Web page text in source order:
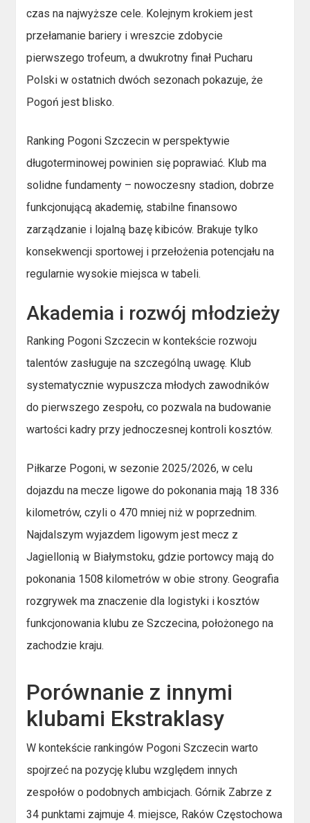
czas na najwyższe cele. Kolejnym krokiem jest
przełamanie bariery i wreszcie zdobycie
pierwszego trofeum, a dwukrotny finał Pucharu
Polski w ostatnich dwóch sezonach pokazuje, że
Pogoń jest blisko.
Ranking Pogoni Szczecin w perspektywie
długoterminowej powinien się poprawiać. Klub ma
solidne fundamenty – nowoczesny stadion, dobrze
funkcjonującą akademię, stabilne finansowo
zarządzanie i lojalną bazę kibiców. Brakuje tylko
konsekwencji sportowej i przełożenia potencjału na
regularnie wysokie miejsca w tabeli.
Akademia i rozwój młodzieży
Ranking Pogoni Szczecin w kontekście rozwoju
talentów zasługuje na szczególną uwagę. Klub
systematycznie wypuszcza młodych zawodników
do pierwszego zespołu, co pozwala na budowanie
wartości kadry przy jednoczesnej kontroli kosztów.
Piłkarze Pogoni, w sezonie 2025/2026, w celu
dojazdu na mecze ligowe do pokonania mają 18 336
kilometrów, czyli o 470 mniej niż w poprzednim.
Najdalszym wyjazdem ligowym jest mecz z
Jagiellonią w Białymstoku, gdzie portowcy mają do
pokonania 1508 kilometrów w obie strony. Geografia
rozgrywek ma znaczenie dla logistyki i kosztów
funkcjonowania klubu ze Szczecina, położonego na
zachodzie kraju.
Porównanie z innymi
klubami Ekstraklasy
W kontekście rankingów Pogoni Szczecin warto
spojrzeć na pozycję klubu względem innych
zespołów o podobnych ambicjach. Górnik Zabrze z
34 punktami zajmuje 4. miejsce, Raków Częstochowa